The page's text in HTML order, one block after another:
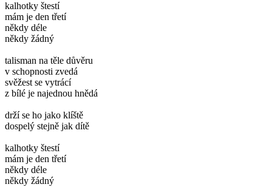
kalhotky štestí
mám je den třetí
někdy déle
někdy žádný
talisman na těle důvěru
v schopnosti zvedá
svěžest se vytrácí
z bílé je najednou hnědá
drží se ho jako klíště
dospelý stejně jak dítě
kalhotky štestí
mám je den třetí
někdy déle
někdy žádný